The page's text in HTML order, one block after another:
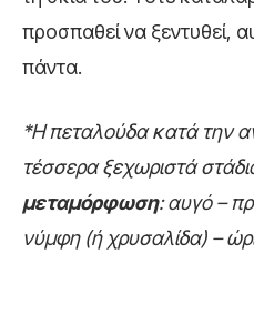
προσπαθεί να ξεντυθεί,
πάντα.
*Η πεταλούδα κατά την
τέσσερα ξεχωριστά
μεταμόρφωση: αυγό –
νύμφη (ή χρυσαλίδα) –